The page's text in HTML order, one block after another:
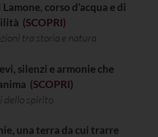
corso d’acqua e di
(SCOPRI)
tra storia e natura
silenzi e armonie che
(SCOPRI)
dello spirito
una terra da cui trarre